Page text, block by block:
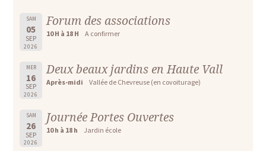
SAM
05
SEP
2026
Forum des associations
10 H à 18 H A confirmer
MER
16
SEP
2026
Deux beaux jardins en Haute Vall
Après-midi Vallée de Chevreuse (en covoiturage)
SAM
26
SEP
2026
Journée Portes Ouvertes
10 h à 18 h Jardin école